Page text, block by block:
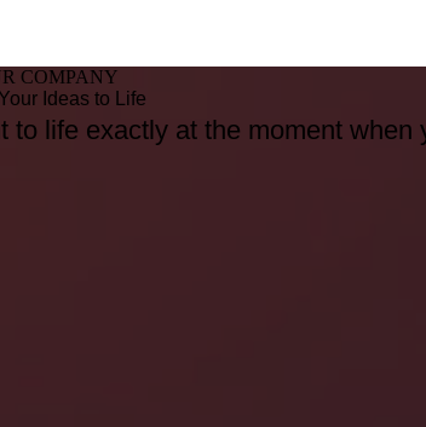
COMPANY
Ideas to Life
life exactly at the moment when